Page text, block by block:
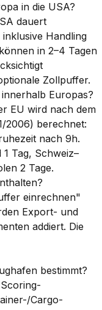
in die USA?
dauert
Handling
in 2–4 Tagen
Zollpuffer.
Europas?
EU wird nach dem
2006) berechnet:
nach 9h.
Tag, Schweiz–
2 Tage.
einrechnen"
Export- und
addiert. Die
bestimmt?
Cargo-